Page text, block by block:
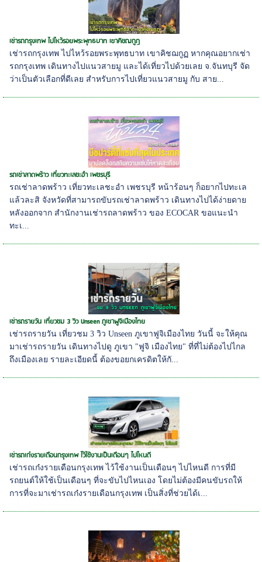
เช่ารถกรุงเทพ ไปไหว้รอยพระพุทธบาท เขาคิชฌกูฏ
เช่ารถกรุงเทพ ไปไหว้รอยพระพุทธบาท เขาคิชฌกูฏ หากคุณอยากเช่า
รถกรุงเทพ เดินทางไปแนวสายมู และได้เที่ยวไปด้วยเลย จ.จันทบุรี จัด
ว่าเป็นตัวเลือกที่ดีเลย สำหรับการไปเที่ยวแนวสายมู กับ สาย...
รถเช่าลาดพร้าว เที่ยวทะเลชะอำ เพชรบุรี
รถเช่าลาดพร้าว เที่ยวทะเลชะอำ เพชรบุรี หน้าร้อนๆ ก็อยากไปทะเล
แล้วละสิ จังหวัดที่สามารถขับรถเช่าลาดพร้าว เดินทางไปได้ง่ายดาย
หลังออกจาก สำนักงานเช่ารถลาดพร้าว ของ ECOCAR ขอแนะนำ
ทะเ...
เช่ารถรายวัน เที่ยวชม 3 วิว Unseen ภูเขาฟูจิเมืองไทย
เช่ารถรายวัน เที่ยวชม 3 วิว Unseen ภูเขาฟูจิเมืองไทย วันนี้ จะให้คุณ
มาเช่ารถรายวัน เดินทางไปดู ภูเขา "ฟูจิ เมืองไทย" ที่ที่ไม่ต้องไปไกล
ถึงเมืองเลย รายละเอียดนี้ ต้องขอยกเครดิตให้กั...
เช่ารถเก๋งรายเดือนกรุงเทพ ไว้ใช้งานเป็นเดือนๆ ไปไหนดี
เช่ารถเก๋งรายเดือนกรุงเทพ ไว้ใช้งานเป็นเดือนๆ ไปไหนดี การที่มี
รถยนต์ให้ใช้เป็นเดือนๆ ที่จะขับไปไหนเอง โดยไม่ต้องมีคนขับรถให้
การที่จะมาเช่ารถเก๋งรายเดือนกรุงเทพ เป็นสิ่งที่ช่วยได้เ...